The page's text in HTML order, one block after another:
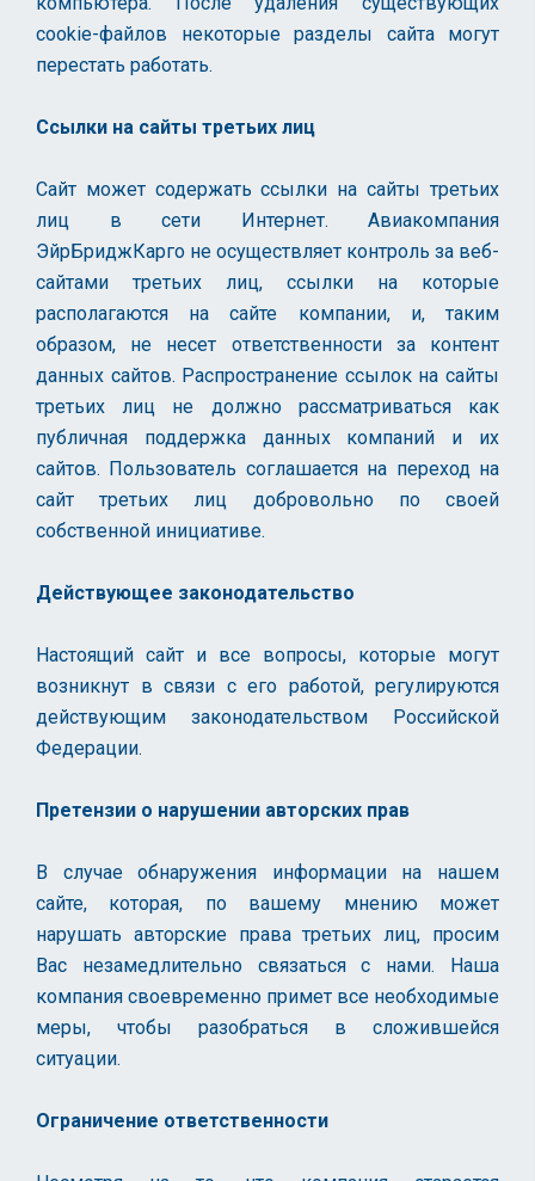
cookie-файлов некоторые разделы сайта могут
перестать работать.
Ссылки на сайты третьих лиц
Сайт может содержать ссылки на сайты третьих
лиц в сети Интернет. Авиакомпания
ЭйрБриджКарго не осуществляет контроль за веб-
сайтами третьих лиц, ссылки на которые
располагаются на сайте компании, и, таким
образом, не несет ответственности за контент
данных сайтов. Распространение ссылок на сайты
третьих лиц не должно рассматриваться как
публичная поддержка данных компаний и их
сайтов. Пользователь соглашается на переход на
сайт третьих лиц добровольно по своей
собственной инициативе.
Действующее законодательство
Настоящий сайт и все вопросы, которые могут
возникнут в связи с его работой, регулируются
действующим законодательством Российской
Федерации.
Претензии о нарушении авторских прав
В случае обнаружения информации на нашем
сайте, которая, по вашему мнению может
нарушать авторские права третьих лиц, просим
Вас незамедлительно связаться с нами. Наша
компания своевременно примет все необходимые
меры, чтобы разобраться в сложившейся
ситуации.
Ограничение ответственности